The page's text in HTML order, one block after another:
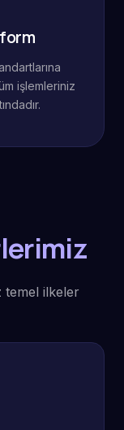
işlemleriniz
temel ilkeler